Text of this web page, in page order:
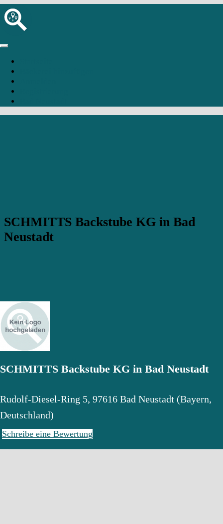
SCHMITTS Backstube KG in Bad
Neustadt
SCHMITTS Backstube KG in Bad Neustadt
Rudolf-Diesel-Ring 5, 97616 Bad Neustadt (Bayern,
Deutschland)
Schreibe eine Bewertung